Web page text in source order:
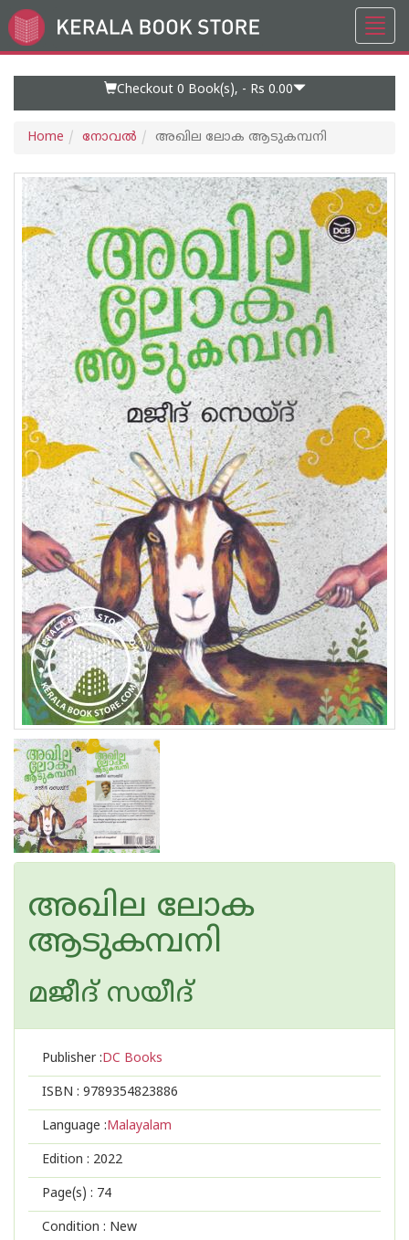
Go
to
Checkout 0 Book(s), - Rs 0.00
Home നോവല്‍ അഖില ലോക ആടുകമ്പനി
അഖില ലോക
ആടുകമ്പനി
മജീദ് സയീദ്
Publisher :DC Books
ISBN : 9789354823886
Language :Malayalam
Edition : 2022
Page(s) : 74
Condition : New